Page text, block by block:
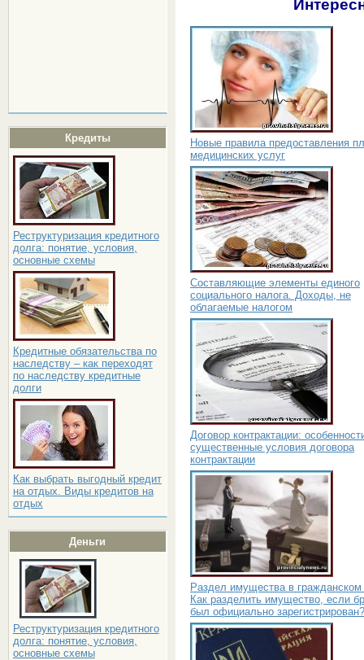
Кредиты
Реструктуризация кредитного
долга: понятие, условия,
основные схемы
Кредитные обязательства по
наследству – как переходят
по наследству кредитные
долги
Как выбрать выгодный кредит
на отдых. Виды кредитов на
отдых
Деньги
Реструктуризация кредитного
долга: понятие, условия,
основные схемы
Новые правила предоставления
медицинских услуг
Составляющие элементы единого
социального налога. Доходы, не
облагаемые налогом
Договор контрактации:
существенные условия договора
контрактации
Раздел имущества в гражданском
Как разделить имущество, если
был официально зарегистрирован?